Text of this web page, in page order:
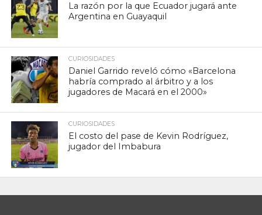
La razón por la que Ecuador jugará ante
Argentina en Guayaquil
CURIOSIDADES
Daniel Garrido reveló cómo «Barcelona
habría comprado al árbitro y a los
jugadores de Macará en el 2000»
CURIOSIDADES
El costo del pase de Kevin Rodríguez,
jugador del Imbabura